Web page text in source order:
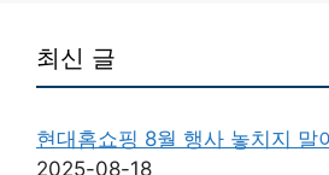
최신 글
현대홈쇼핑 8월 행사 놓치지 말
2025-08-18